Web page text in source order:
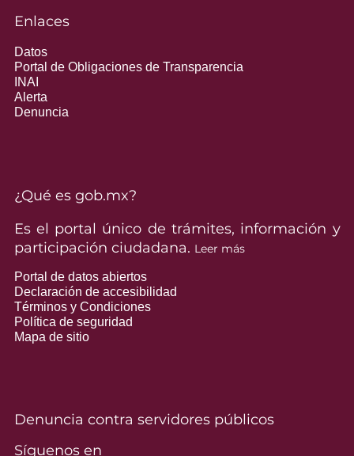
Enlaces
Datos
Portal de Obligaciones de Transparencia
INAI
Alerta
Denuncia
¿Qué es gob.mx?
Es el portal único de trámites, información y
participación ciudadana. Leer más
Portal de datos abiertos
Declaración de accesibilidad
Términos y Condiciones
Política de seguridad
Mapa de sitio
Denuncia contra servidores públicos
Síguenos en